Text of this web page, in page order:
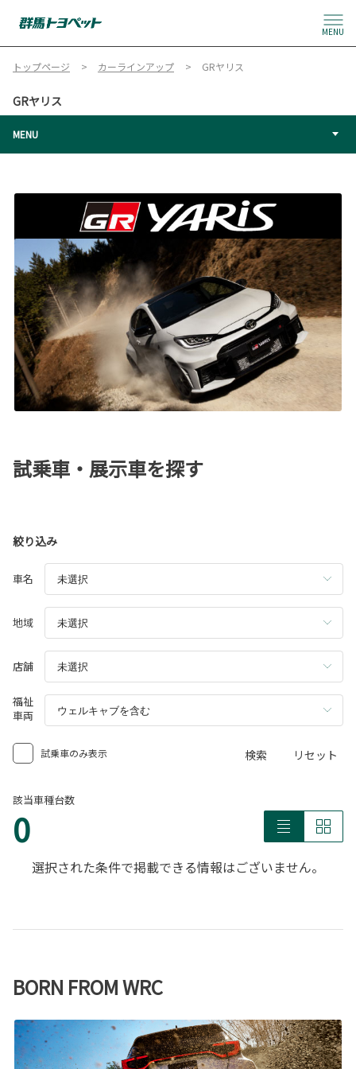
MENU
トップページ カーラインアップ GRヤリス
GRヤリス
MENU
試乗車・展示車を探す
絞り込み
車名
地域
店舗
福祉
車両
試乗車のみ表示 検索 リセット
該当車種台数
0
選択された条件で掲載できる情報はございません。
BORN FROM WRC